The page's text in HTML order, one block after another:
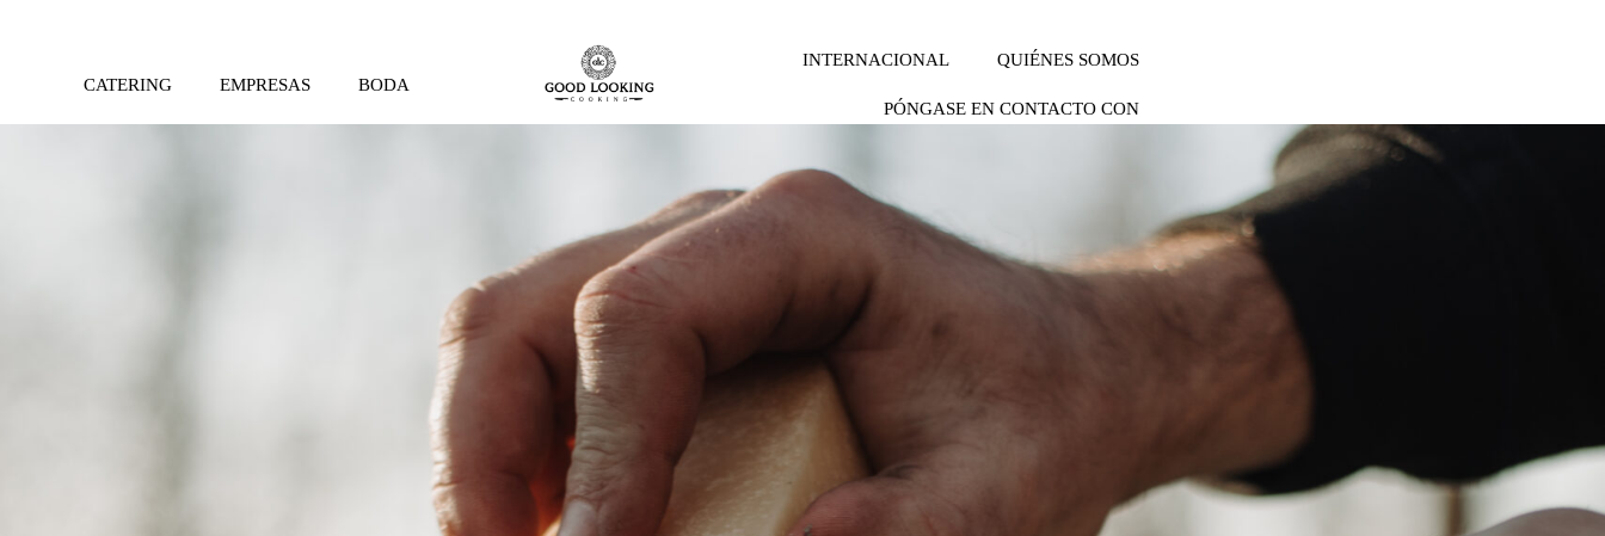
CATERING EMPRESAS BODA
INTERNACIONAL QUIÉNES SOMOS
PÓNGASE EN CONTACTO CON